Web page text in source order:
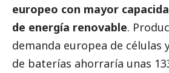
europeo con mayor
de energía renovable.
demanda europea de células
de baterías ahorraría unas